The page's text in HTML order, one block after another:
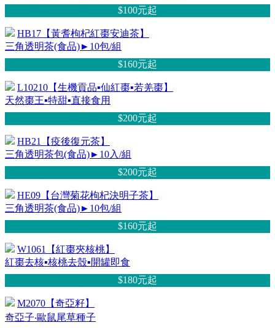
$100元起
HB17【黃耆枸杞紅棗安迪茶】
三角透明茶(食品)►10包/組
$160元起
L10210【生機貢品▪仙紅棗▪若羌棗】
天然棗王▪特甜▪直接食用
$200元起
HB21【疫後復元茶】
三角透明茶包(食品)►10入/組
$200元起
HE09【台灣菊花枸杞決明子茶】
三角透明茶(食品)►10包/組
$160元起
W1061【紅棗夾核桃】
紅棗去核▪核桃去殼▪開罐即食
$180元起
M2070【奇亞籽】
奇亞子‧歐鼠尾草種子